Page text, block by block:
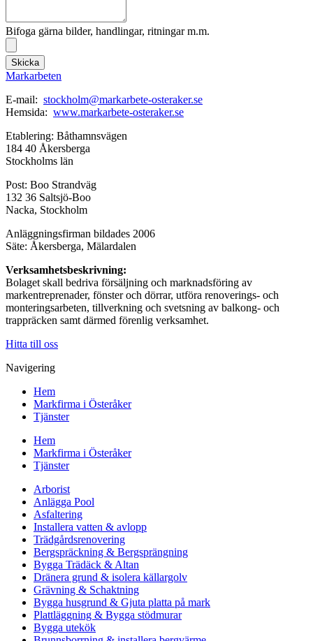
Bifoga gärna bilder, handlingar, ritningar m.m.
Skicka
Markarbeten
E-mail: stockholm@markarbete-osteraker.se
Hemsida: www.markarbete-osteraker.se
Etablering: Båthamnsvägen
184 40 Åkersberga
Stockholms län
Post: Boo Strandväg
132 36 Saltsjö-Boo
Nacka, Stockholm
Anläggningsfirman bildades 2006
Säte: Åkersberga, Mälardalen
Verksamhetsbeskrivning:
Bolaget skall bedriva försäljning och marknadsföring av
markentreprenader, fönster och dörrar, utföra renoverings- och
monteringsarbeten, tillverkning och svetsning av balkong- och
trappräcken samt därmed förenlig verksamhet.
Hitta till oss
Navigering
Hem
Markfirma i Österåker
Tjänster
Hem
Markfirma i Österåker
Tjänster
Arborist
Anlägga Pool
Asfaltering
Installera vatten & avlopp
Trädgårdsrenovering
Bergspräckning & Bergsprängning
Bygga Trädäck & Altan
Dränera grund & isolera källargolv
Grävning & Schaktning
Bygga husgrund & Gjuta platta på mark
Plattläggning & Bygga stödmurar
Bygga utekök